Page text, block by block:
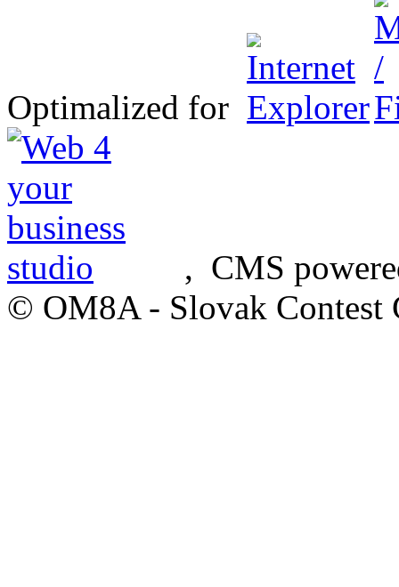
Optimalized for
, CMS
© OM8A - Slovak Contest